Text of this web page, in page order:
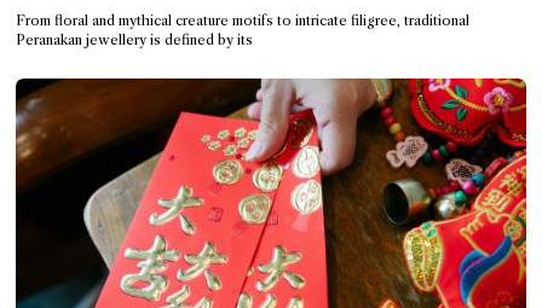
From floral and mythical creature motifs to intricate filigree, traditional
Peranakan jewellery is defined by its